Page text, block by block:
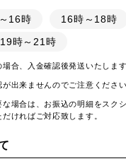
16時
16時～18時
19時～21時
合、入金確認後発送いたします
出来ませんのでご注意ください
場合は、お振込の明細をスク
ければご対応致します。